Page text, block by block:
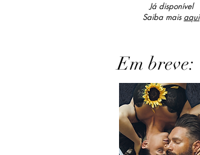
Já disponível
Saiba mais aqui
Em breve: